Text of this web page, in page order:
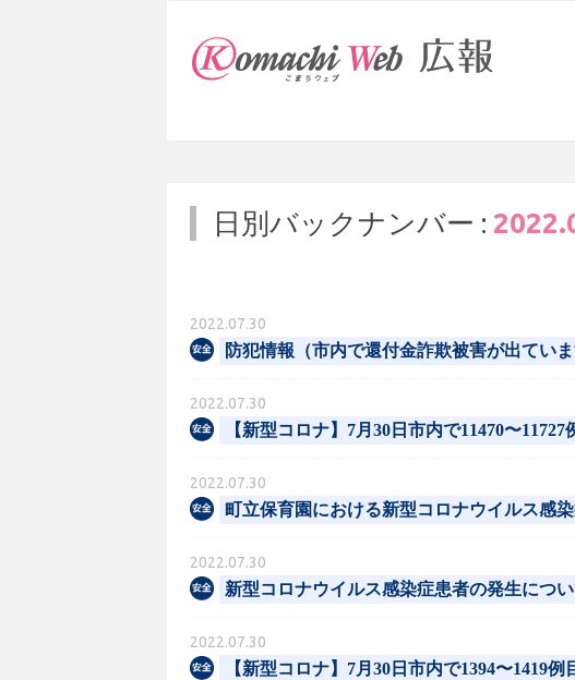
日別バックナンバー :
2022.07.30
防犯情報（市内で還付金詐欺被害が出ていま
2022.07.30
【新型コロナ】7月30日市内で11470〜
2022.07.30
町立保育園における新型コロナウイルス感
2022.07.30
新型コロナウイルス感染症患者の発生につい
2022.07.30
【新型コロナ】7月30日市内で1394〜1419